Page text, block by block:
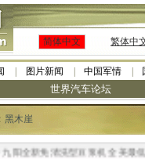
简体中文 繁体中
图片新闻 中国军情
世界汽车论坛
黑木崖
阳全新免清洗型豆浆机 全美最低